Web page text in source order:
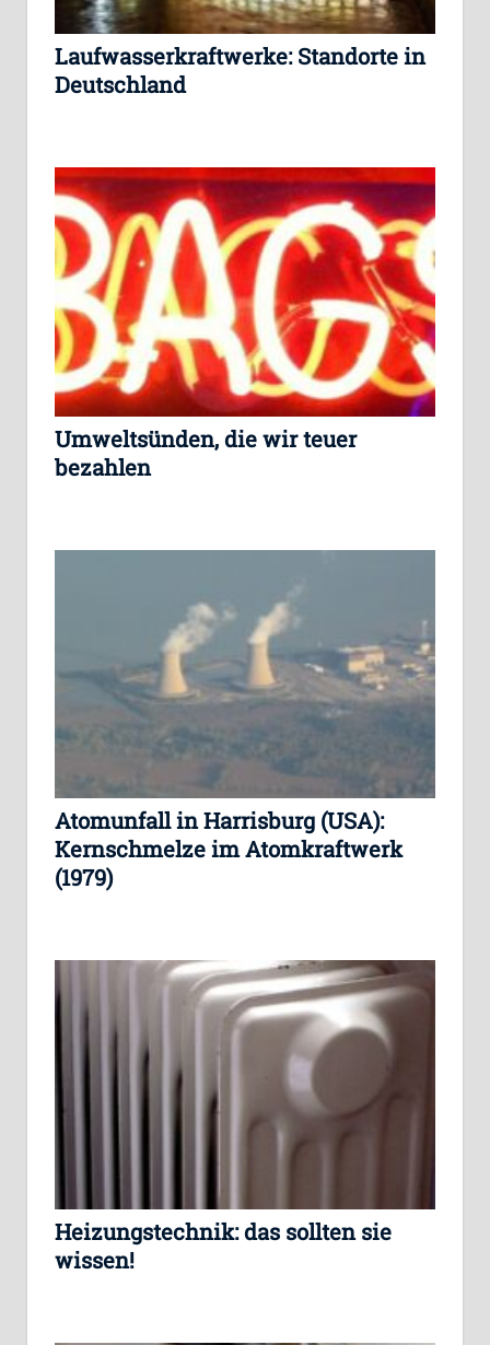
Laufwasserkraftwerke: Standorte in
Deutschland
Umweltsünden, die wir teuer
bezahlen
Atomunfall in Harrisburg (USA):
Kernschmelze im Atomkraftwerk
(1979)
Heizungstechnik: das sollten sie
wissen!